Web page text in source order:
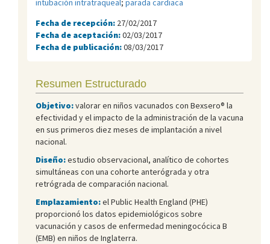
Fecha de recepción: 27/02/2017
Fecha de aceptación:02/03/2017
Fecha de publicación:08/03/2017
Resumen Estructurado
Objetivo:valorar en niños vacunados con Bexsero® la
efectividad y el impacto de la administración de la vacuna
en sus primeros diez meses de implantación a nivel
nacional.
Diseño:estudio observacional, analítico de cohortes
simultáneas con una cohorte anterógrada y otra
retrógrada de comparación nacional.
Emplazamiento:el Public Health England (PHE)
proporcionó los datos epidemiológicos sobre
vacunación y casos de enfermedad meningocócica B
(EMB) en niños de Inglaterra.